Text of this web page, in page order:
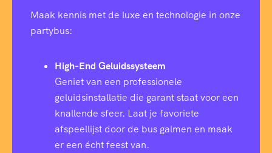
Maak kennis met de luxe en technologie in onze
partybus:
High-End Geluidssysteem
Geniet van een professionele
geluidsinstallatie die garant staat voor een
knallende sfeer. Laat je favoriete
afspeellijst door de bus galmen en maak
er een écht feest van.